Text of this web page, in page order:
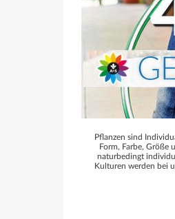
Pflanzen sind
Form, Farbe, Größe
naturbedingt
Kulturen werden bei